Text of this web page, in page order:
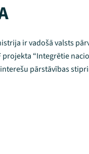
ir vadošā valsts
projekta “Integrētie
pārstāvības